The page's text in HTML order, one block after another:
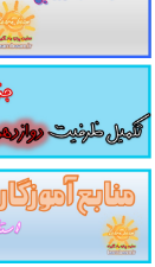
پست الکترونیک